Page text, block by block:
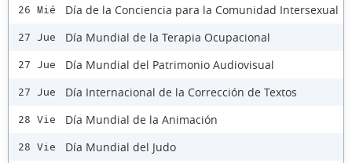
26 Mié Día de la Conciencia para la Comunidad Intersexual
27 Jue Día Mundial de la Terapia Ocupacional
27 Jue Día Mundial del Patrimonio Audiovisual
27 Jue Día Internacional de la Corrección de Textos
28 Vie Día Mundial de la Animación
28 Vie Día Mundial del Judo